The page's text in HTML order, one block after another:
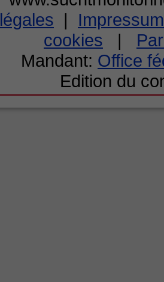
légales | Impressum
cookies |
Mandant: Office
Edition du